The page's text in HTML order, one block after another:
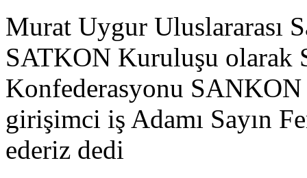
Murat Uygur Uluslararası
SATKON Kuruluşu olarak
Konfederasyonu SANKON
girişimci iş Adamı Sayın
ederiz dedi